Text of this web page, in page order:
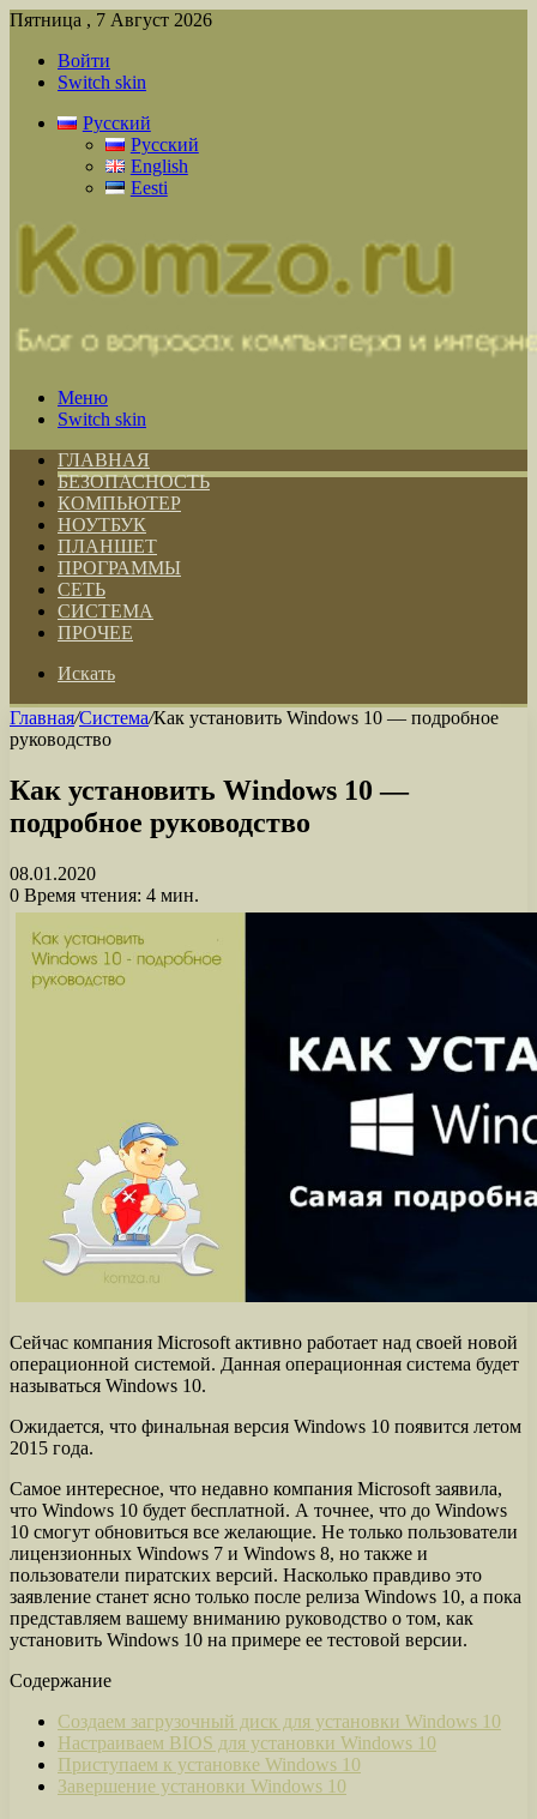
Пятница , 7 Август 2026
Войти
Switch skin
Русский
Русский
English
Eesti
Меню
Switch skin
ГЛАВНАЯ
БЕЗОПАСНОСТЬ
КОМПЬЮТЕР
НОУТБУК
ПЛАНШЕТ
ПРОГРАММЫ
СЕТЬ
СИСТЕМА
ПРОЧЕЕ
Искать
Главная/Система/Как установить Windows 10 — подробное
руководство
Как установить Windows 10 —
подробное руководство
08.01.2020
0 Время чтения: 4 мин.
Сейчас компания Microsoft активно работает над своей новой
операционной системой. Данная операционная система будет
называться Windows 10.
Ожидается, что финальная версия Windows 10 появится летом
2015 года.
Самое интересное, что недавно компания Microsoft заявила,
что Windows 10 будет бесплатной. А точнее, что до Windows
10 смогут обновиться все желающие. Не только пользователи
лицензионных Windows 7 и Windows 8, но также и
пользователи пиратских версий. Насколько правдиво это
заявление станет ясно только после релиза Windows 10, а пока
представляем вашему вниманию руководство о том, как
установить Windows 10 на примере ее тестовой версии.
Содержание
Создаем загрузочный диск для установки Windows 10
Настраиваем BIOS для установки Windows 10
Приступаем к установке Windows 10
Завершение установки Windows 10